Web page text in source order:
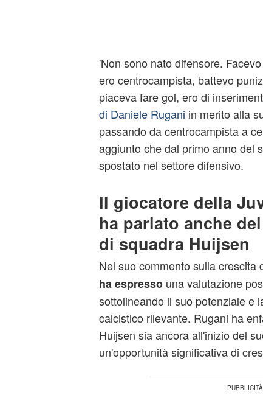
'Non sono nato difensore.
ero centrocampista, battevo
piaceva fare gol, ero di
di Daniele Rugani in merito alla
passando da centrocampista a
aggiunto che dal primo anno del
spostato nel settore difensivo.
Il giocatore della
ha parlato anche
di squadra Huijsen
Nel suo commento sulla crescita
ha espressouna valutazione
sottolineando il suo potenziale e
calcistico rilevante. Rugani ha
Huijsen sia ancora all'inizio del
un'opportunità significativa di